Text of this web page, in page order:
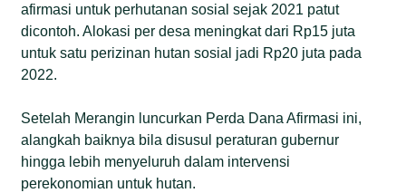
afirmasi untuk perhutanan sosial sejak 2021 patut
dicontoh. Alokasi per desa meningkat dari Rp15 juta
untuk satu perizinan hutan sosial jadi Rp20 juta pada
2022.
Setelah Merangin luncurkan Perda Dana Afirmasi ini,
alangkah baiknya bila disusul peraturan gubernur
hingga lebih menyeluruh dalam intervensi
perekonomian untuk hutan.